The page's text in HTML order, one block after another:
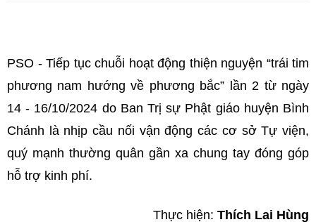
PSO - Tiếp tục chuỗi hoạt động thiện nguyện “trái tim
phương nam hướng về phương bắc” lần 2 từ ngày
14 - 16/10/2024 do Ban Trị sự Phật giáo huyện Bình
Chánh là nhịp cầu nối vận động các cơ sở Tự viện,
quý mạnh thường quân gần xa chung tay đóng góp
hỗ trợ kinh phí.
Thực hiện: Thích Lai Hùng